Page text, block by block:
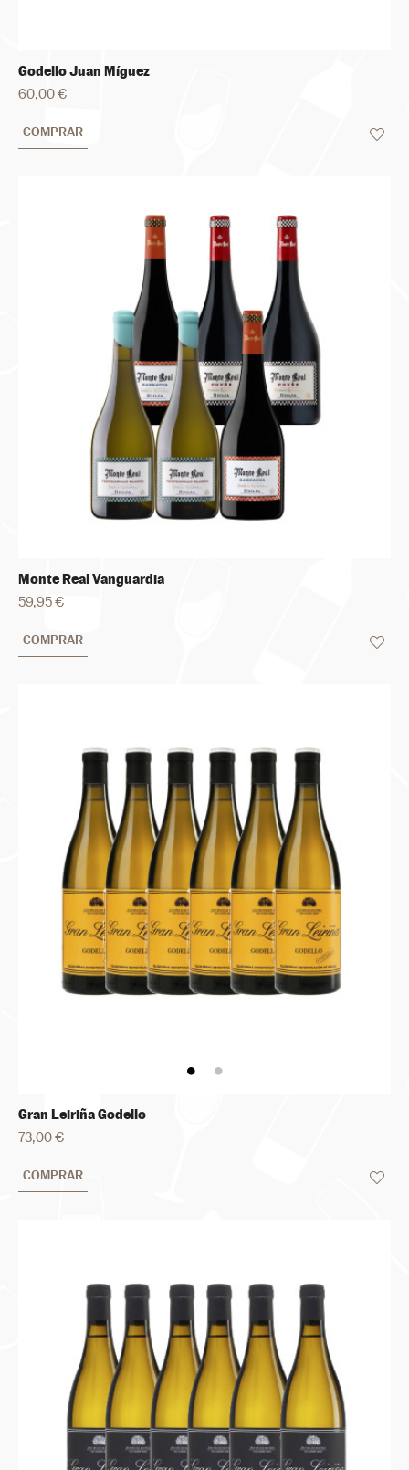
Godello Juan Míguez
60,00 €
COMPRAR
Monte Real Vanguardia
59,95 €
COMPRAR
Gran Leiriña Godello
73,00 €
COMPRAR